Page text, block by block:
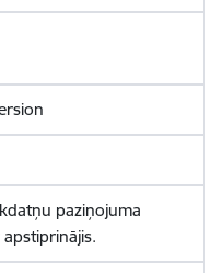
paziņojuma